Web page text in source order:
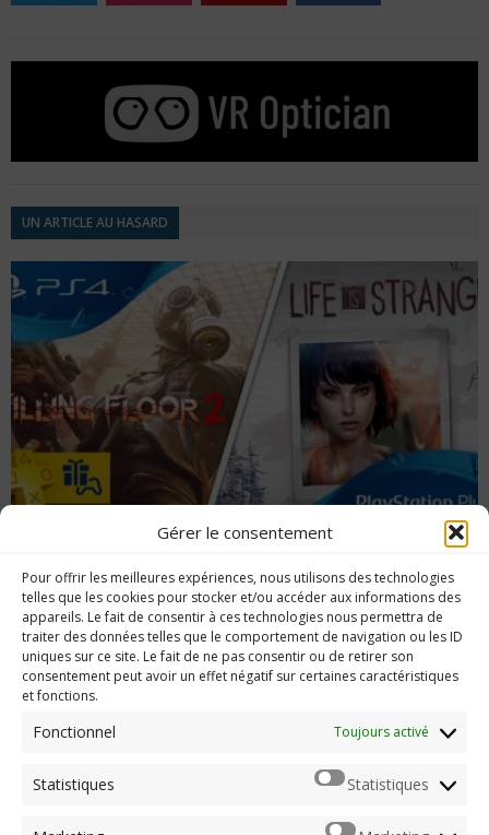
Gérer le consentement
Pour offrir les meilleures expériences, nous utilisons des technologies
telles que les cookies pour stocker et/ou accéder aux informations des
appareils. Le fait de consentir à ces technologies nous permettra de
traiter des données telles que le comportement de navigation ou les ID
uniques sur ce site. Le fait de ne pas consentir ou de retirer son
consentement peut avoir un effet négatif sur certaines caractéristiques
et fonctions.
Fonctionnel Toujours activé
Statistiques Statistiques
UN ARTICLE AU HASARD
2017
Imerod.fr est un site traitant de l'univers du jeu vidéo. Toute
reproduction partielle ou complète sans autorisation préalable
Mentions légales